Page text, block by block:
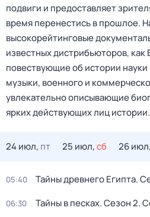
подвиги и предоставляет
время перенестись в прошлое.
высокорейтинговые
известных дистрибьюторов, как
повествующие об истории науки
музыки, военного и
увлекательно описывающие
ярких действующих лиц истории.
24 июл, пт 25 июл,сб 26 июл,
05:40 Тайны древнего Египта.
06:30 Тайны в песках. Сезон 2.